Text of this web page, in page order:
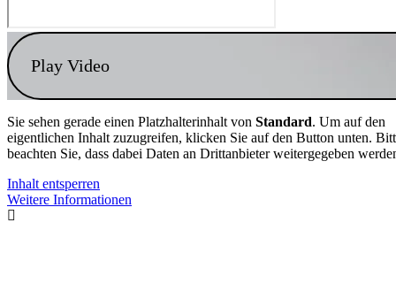
Play Video
Sie sehen gerade einen Platzhalterinhalt von Standard. Um auf den
eigentlichen Inhalt zuzugreifen, klicken Sie auf den Button unten.
beachten Sie, dass dabei Daten an Drittanbieter weitergegeben
Inhalt entsperren
Weitere Informationen